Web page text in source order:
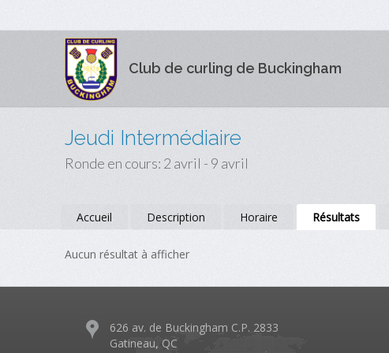
Club de curling de Buckingham
Jeudi Intermédiaire
Ronde en cours: 2 avril - 9 avril
Accueil Description Horaire Résultats
Aucun résultat à afficher
626 av. de Buckingham C.P. 2833
Gatineau, QC